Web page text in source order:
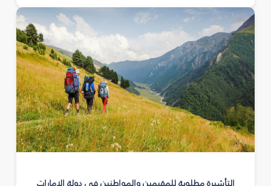
التأشيرة مطلوبة للمقيمين والمواطنين في دولة الإمارات